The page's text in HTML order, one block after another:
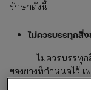
รักษาดังนี้
ไม่ควรบรรทุกสิ่
ไม่ควรบรรทุกสิ่ง
ของยางที่กำหนดไว้